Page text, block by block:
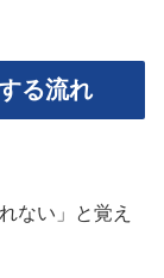
る流れ
ない」と覚え